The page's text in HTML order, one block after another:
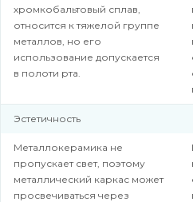
хромкобальтовый сплав,
относится к тяжелой группе
металлов, но его
использование допускается
в полоти рта.
Эстетичность
Металлокерамика не
пропускает свет, поэтому
металлический каркас может
просвечиваться через